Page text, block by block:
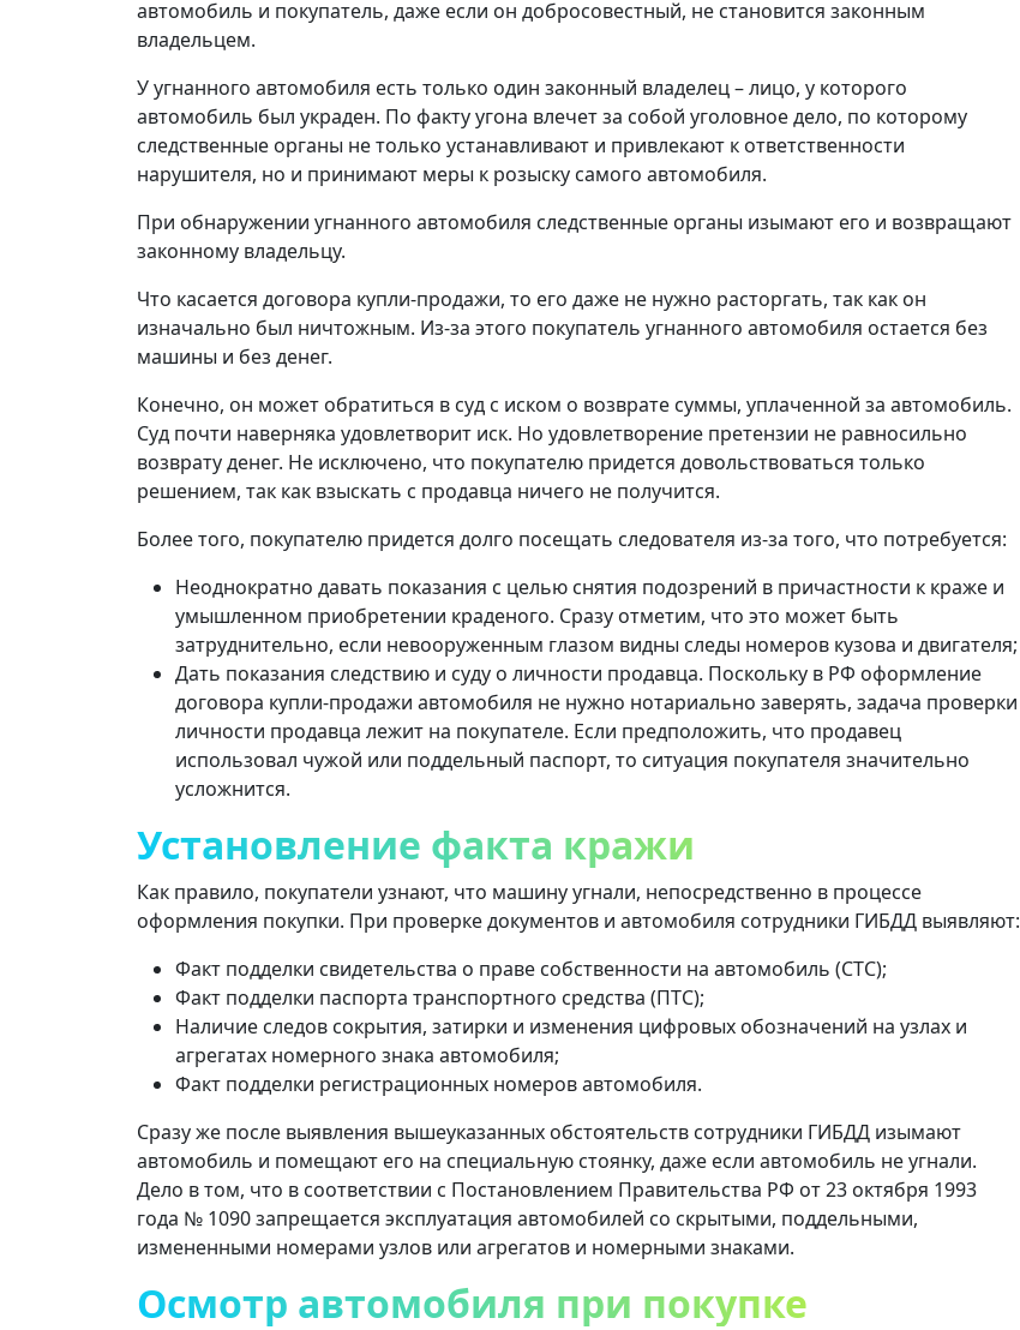
автомобиль и покупатель, даже если он добросовестный, не становится законным
владельцем.
У угнанного автомобиля есть только один законный владелец – лицо, у которого
автомобиль был украден. По факту угона влечет за собой уголовное дело, по которому
следственные органы не только устанавливают и привлекают к ответственности
нарушителя, но и принимают меры к розыску самого автомобиля.
При обнаружении угнанного автомобиля следственные органы изымают его и возвращают
законному владельцу.
Что касается договора купли-продажи, то его даже не нужно расторгать, так как он
изначально был ничтожным. Из-за этого покупатель угнанного автомобиля остается без
машины и без денег.
Конечно, он может обратиться в суд с иском о возврате суммы, уплаченной за автомобиль.
Суд почти наверняка удовлетворит иск. Но удовлетворение претензии не равносильно
возврату денег. Не исключено, что покупателю придется довольствоваться только
решением, так как взыскать с продавца ничего не получится.
Более того, покупателю придется долго посещать следователя из-за того, что потребуется:
Неоднократно давать показания с целью снятия подозрений в причастности к краже и
умышленном приобретении краденого. Сразу отметим, что это может быть
затруднительно, если невооруженным глазом видны следы номеров кузова и двигателя;
Дать показания следствию и суду о личности продавца. Поскольку в РФ оформление
договора купли-продажи автомобиля не нужно нотариально заверять, задача проверки
личности продавца лежит на покупателе. Если предположить, что продавец
использовал чужой или поддельный паспорт, то ситуация покупателя значительно
усложнится.
Установление факта кражи
Как правило, покупатели узнают, что машину угнали, непосредственно в процессе
оформления покупки. При проверке документов и автомобиля сотрудники ГИБДД выявляют:
Факт подделки свидетельства о праве собственности на автомобиль (СТС);
Факт подделки паспорта транспортного средства (ПТС);
Наличие следов сокрытия, затирки и изменения цифровых обозначений на узлах и
агрегатах номерного знака автомобиля;
Факт подделки регистрационных номеров автомобиля.
Сразу же после выявления вышеуказанных обстоятельств сотрудники ГИБДД изымают
автомобиль и помещают его на специальную стоянку, даже если автомобиль не угнали.
Дело в том, что в соответствии с Постановлением Правительства РФ от 23 октября 1993
года № 1090 запрещается эксплуатация автомобилей со скрытыми, поддельными,
измененными номерами узлов или агрегатов и номерными знаками.
Осмотр автомобиля при покупке